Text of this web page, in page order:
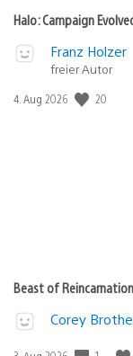
Halo: Campaign
Franz Holzer
freier Autor
Veröffentlichungsdatum:
4. Aug 2026 20
Beast of
Corey